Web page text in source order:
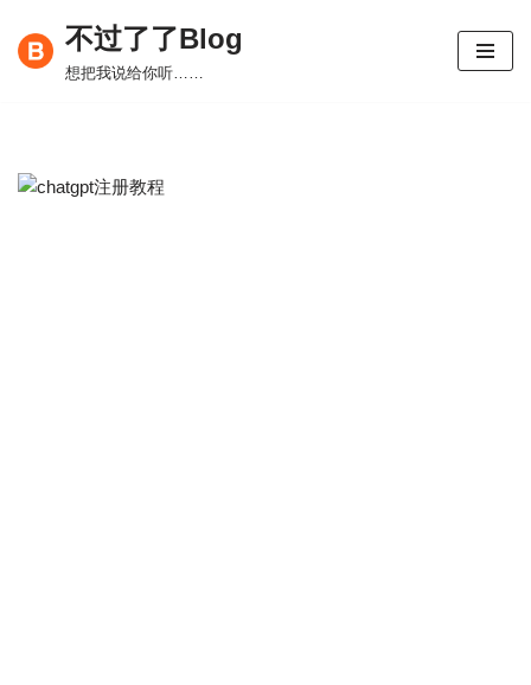
跳
不过了了Blog
想把我说给你听……